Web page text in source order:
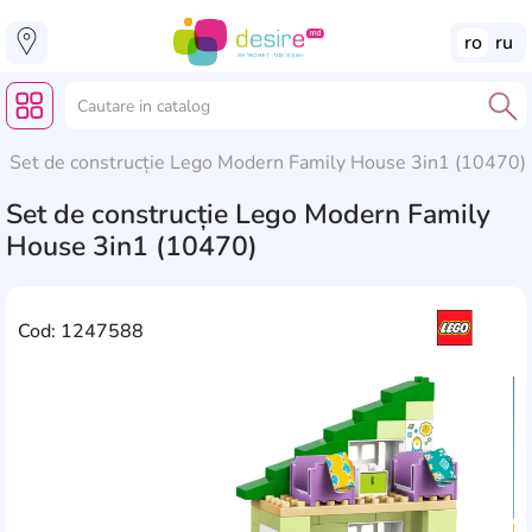
ro ru
Set de construcție Lego Modern Family House 3in1 (10470)
Set de construcție Lego Modern Family
House 3in1 (10470)
Cod: 1247588